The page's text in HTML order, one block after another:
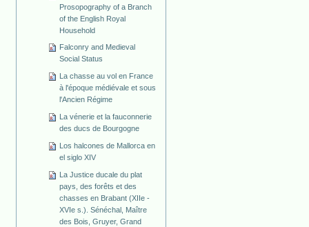
Prosopography of a Branch
of the English Royal
Household
Falconry and Medieval
Social Status
La chasse au vol en France
à l'époque médiévale et sous
l'Ancien Régime
La vénerie et la fauconnerie
des ducs de Bourgogne
Los halcones de Mallorca en
el siglo XIV
La Justice ducale du plat
pays, des forêts et des
chasses en Brabant (XIIe -
XVIe s.). Sénéchal, Maître
des Bois, Gruyer, Grand